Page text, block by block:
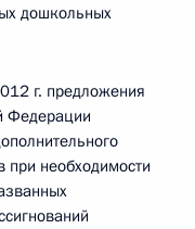
дошкольных
г. предложения
Федерации
при необходимости